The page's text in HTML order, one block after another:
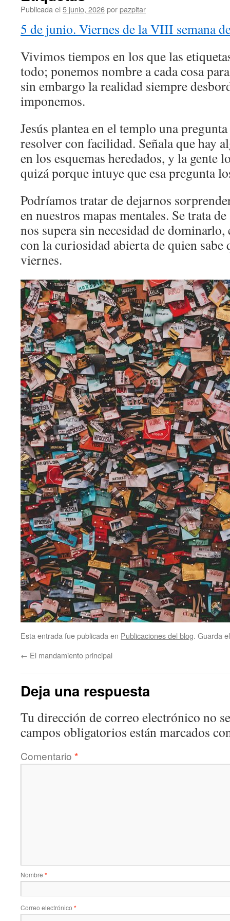
Publicada el 5 junio, 2026porpazpitar
5 de junio. Viernes de la VIII semana
Vivimos tiempos en los que las
todo; ponemos nombre a cada cosa
sin embargo la realidad siempre
imponemos.
Jesús plantea en el templo una
resolver con facilidad. Señala que hay
en los esquemas heredados, y la gente
quizá porque intuye que esa pregunta
Podríamos tratar de dejarnos
en nuestros mapas mentales. Se trata
nos supera sin necesidad de
con la curiosidad abierta de quien sabe
viernes.
Esta entrada fue publicada en Publicaciones del blog. Guarda
← El mandamiento principal
Deja una respuesta
Tu dirección de correo electrónico no
campos obligatorios están marcados
Comentario *
Nombre *
Correo electrónico *